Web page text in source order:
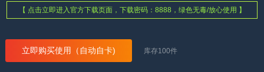
【 点击立即进入官方下载页面，下载密码：8888，绿色无毒/放心使用 】
立即购买使用（自动自卡) 库存100件